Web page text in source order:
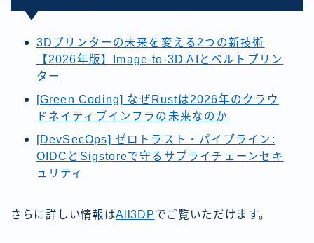
3Dプリンターの未来を変える2つの新技術
【2026年版】Image-to-3D AIとベルトプリン
ター
[Green Coding] なぜRustは2026年のクラウ
ドネイティブインフラの未来なのか
[DevSecOps] ゼロトラスト・パイプライン:
OIDCとSigstoreで守るサプライチェーンセキ
ュリティ
さらに詳しい情報はAll3DPでご覧いただけます。